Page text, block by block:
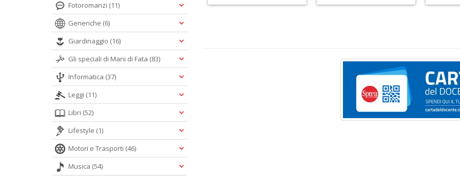
Fotoromanzi (11)
Generiche (6)
Giardinaggio (16)
Gli speciali di Mani di Fata (83)
Informatica (37)
Leggi (11)
Libri (52)
Lifestyle (1)
Motori e Trasporti (46)
Musica (54)